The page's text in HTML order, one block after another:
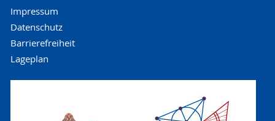
Impressum
Datenschutz
Barrierefreiheit
Lageplan